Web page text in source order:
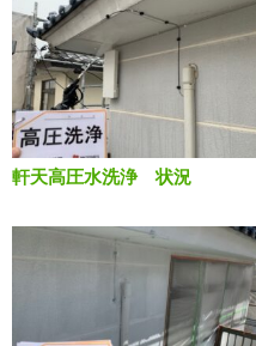
軒天高圧水洗浄 状況